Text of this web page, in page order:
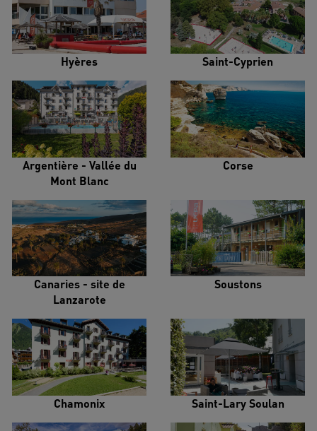
Hyères Saint-Cyprien
Argentière - Vallée du
Mont Blanc
Corse
Canaries - site de
Lanzarote
Soustons
Chamonix Saint-Lary Soulan